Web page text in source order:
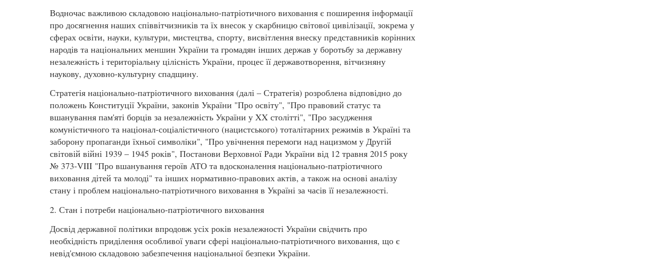
Водночас важливою складовою національно-патріотичного виховання є поширення інформації
про досягнення наших співвітчизників та їх внесок у скарбницю світової цивілізації, зокрема у
сферах освіти, науки, культури, мистецтва, спорту, висвітлення внеску представників корінних
народів та національних меншин України та громадян інших держав у боротьбу за державну
незалежність і територіальну цілісність України, процес її державотворення, вітчизняну
наукову, духовно-культурну спадщину.
Стратегія національно-патріотичного виховання (далі – Стратегія) розроблена відповідно до
положень Конституції України, законів України "Про освіту", "Про правовий статус та
вшанування пам'яті борців за незалежність України у XX столітті", "Про засудження
комуністичного та націонал-соціалістичного (нацистського) тоталітарних режимів в Україні та
заборону пропаганди їхньої символіки", "Про увічнення перемоги над нацизмом у Другій
світовій війні 1939 – 1945 років", Постанови Верховної Ради України від 12 травня 2015 року
№ 373-VIII "Про вшанування героїв АТО та вдосконалення національно-патріотичного
виховання дітей та молоді" та інших нормативно-правових актів, а також на основі аналізу
стану і проблем національно-патріотичного виховання в Україні за часів її незалежності.
2. Стан і потреби національно-патріотичного виховання
Досвід державної політики впродовж усіх років незалежності України свідчить про
необхідність приділення особливої уваги сфері національно-патріотичного виховання, що є
невід'ємною складовою забезпечення національної безпеки України.